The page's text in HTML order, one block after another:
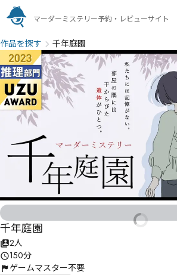
マーダーミステリー予約・レビューサイト
作品を探す 千年庭園
千年庭園
2人
150分
ゲームマスター不要